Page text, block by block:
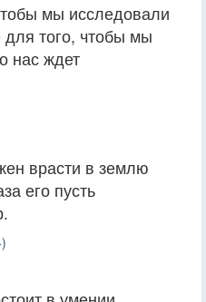
мы исследовали
для того, чтобы мы
нас ждет
врасти в землю
его пусть